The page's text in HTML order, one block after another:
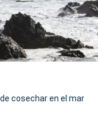
cosechar en el mar